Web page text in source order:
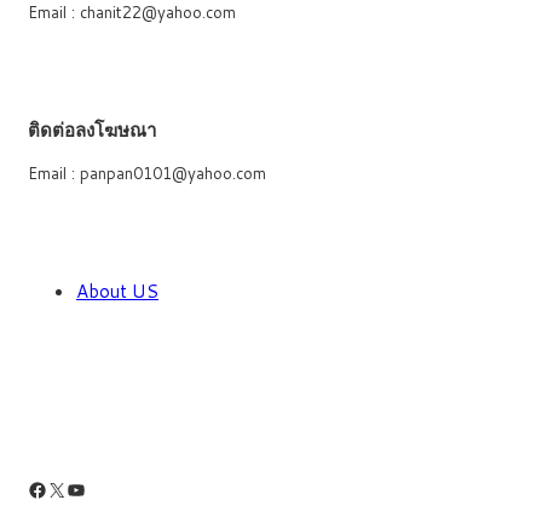
Email : chanit22@yahoo.com
ติดต่อลงโฆษณา
Email : panpan0101@yahoo.com
About US
Facebook
X YouTube